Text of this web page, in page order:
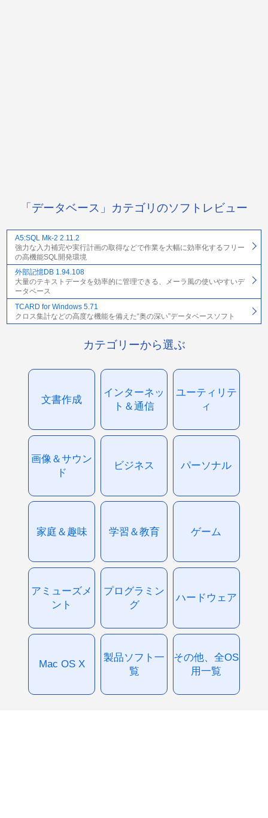
「データベース」カテゴリのソフトレビュー
A5:SQL Mk-2 2.11.2
強力な入力補完や実行計画の取得などで作業を大幅に効率化するフリー
の高機能SQL開発環境
外部記憶DB 1.94.108
大量のテキストデータを効率的に管理できる、メーラ風の使いやすいデ
ータベース
TCARD for Windows 5.71
クロス集計などの高度な機能を備えた“奥の深い”データベースソフト
カテゴリーから選ぶ
文書作成
インターネッ
ト＆通信
ユーティリテ
ィ
画像＆サウン
ド
ビジネス パーソナル
家庭＆趣味 学習＆教育 ゲーム
アミューズメ
ント
プログラミン
グ
ハードウェア
Mac OS X
製品ソフト一
覧
その他、全OS
用一覧